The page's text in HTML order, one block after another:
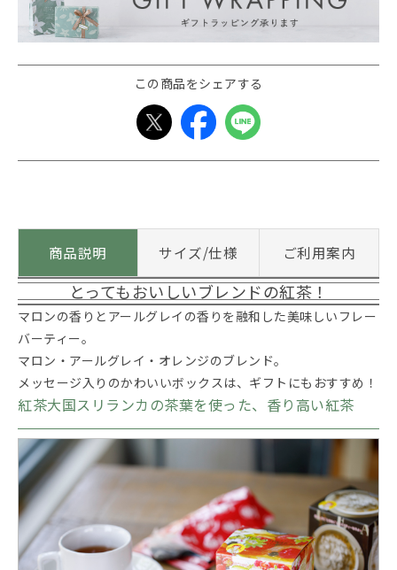
この商品をシェアする
商品説明 サイズ/仕様 ご利用案内
とってもおいしいブレンドの紅茶！
マロンの香りとアールグレイの香りを融和した美味しいフレー
バーティー。
マロン・アールグレイ・オレンジのブレンド。
メッセージ入りのかわいいボックスは、ギフトにもおすすめ！
紅茶大国スリランカの茶葉を使った、香り高い紅茶